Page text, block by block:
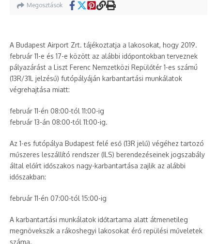
Megosztások
A Budapest Airport Zrt. tájékoztatja a lakosokat, hogy 2019.
február 11-e és 17-e között az alábbi időpontokban terveznek
pályazárást a Liszt Ferenc Nemzetközi Repülőtér 1-es számú
(13R/31L jelzésű) futópályáján karbantartási munkálatok
végrehajtása miatt:
február 11-én 08:00-tól 11:00-ig
február 13-án 08:00-tól 11:00-ig.
Az 1-es futópálya Budapest felé eső (13R jelű) végéhez tartozó
műszeres leszállító rendszer (ILS) berendezéseinek jogszabály
által előírt időszakos nagy-karbantartása zajlik az alábbi
időszakban:
február 11-én 07:00-tól 15:00-ig
A karbantartási munkálatok időtartama alatt átmenetileg
megnövekszik a rákoshegyi lakosokat érő repülési műveletek
száma.